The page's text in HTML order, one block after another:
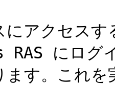
にアクセスす
にログイ
ます。これ